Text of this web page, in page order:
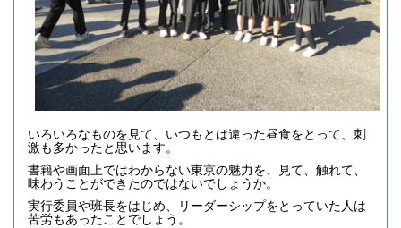
いろいろなものを見て、いつもとは違った昼食をとって、刺
激も多かったと思います。
書籍や画面上ではわからない東京の魅力を、見て、触れて、
味わうことができたのではないでしょうか。
実行委員や班長をはじめ、リーダーシップをとっていた人は
苦労もあったことでしょう。